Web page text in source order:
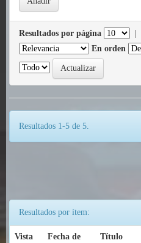
Resultados por página
En orden
Resultados 1-5 de 5.
Resultados por ítem:
Vista
Fecha de
Título